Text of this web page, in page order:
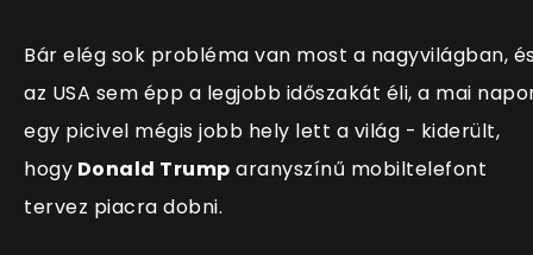
Bár elég sok probléma van most a nagyvilágban,
az USA sem épp a legjobb időszakát éli, a mai
egy picivel mégis jobb hely lett a világ - kiderült,
hogy Donald Trump aranyszínű mobiltelefont
tervez piacra dobni.